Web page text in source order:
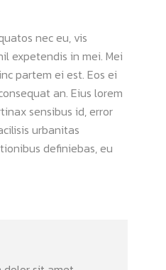
nec eu, vis
expetendis in mei. Mei
partem ei est. Eos ei
an. Eius lorem
sensibus id, error
urbanitas
definiebas, eu